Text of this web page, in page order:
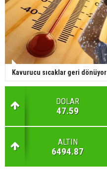
Kavurucu sıcaklar geri dönüyor
DOLAR
47.59
ALTIN
6494.87